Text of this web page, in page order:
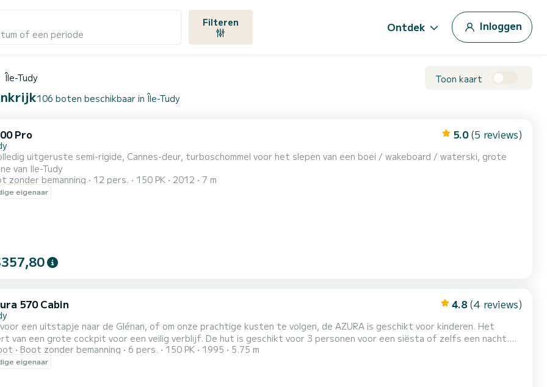
of een periode
Filteren Ontdek Inloggen
Île-Tudy Toon kaart
106 boten beschikbaar in Île-Tudy
Pro 5.0 (5 reviews)
uitgeruste semi-rigide, Cannes-deur, turboschommel voor het slepen van een boei / wakeboard / waterski, grote
van Ile-Tudy
zonder bemanning 12 pers. 150 PK 2012 7 m
eigenaar
570 Cabin 4.8 (4 reviews)
een uitstapje naar de Glénan, of om onze prachtige kusten te volgen, de AZURA is geschikt voor kinderen. Het
van een grote cockpit voor een veilig verblijf. De hut is geschikt voor 3 personen voor een siësta of zelfs een nacht.
aangename boot om in te leven en te navigeren met zijn GPS-sirene met groot scherm waarmee u in alle gemoedsrust een
reis kunt maken. Uitgerust met zijn 150 pk EFI Yamaha-motor, is de AZURA de perfecte boot voor het beoefenen van trekspor...
Boot zonder bemanning 6 pers. 150 PK 1995 5.75 m
eigenaar